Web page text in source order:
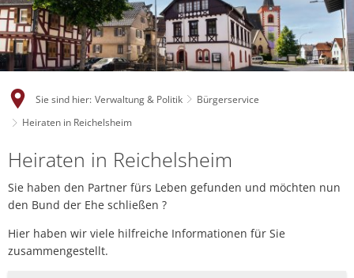
Sie sind hier: Verwaltung & Politik
Bürgerservice
Heiraten in Reichelsheim
Heiraten in Reichelsheim
Sie haben den Partner fürs Leben gefunden und möchten nun
den Bund der Ehe schließen ?
Hier haben wir viele hilfreiche Informationen für Sie
zusammengestellt.